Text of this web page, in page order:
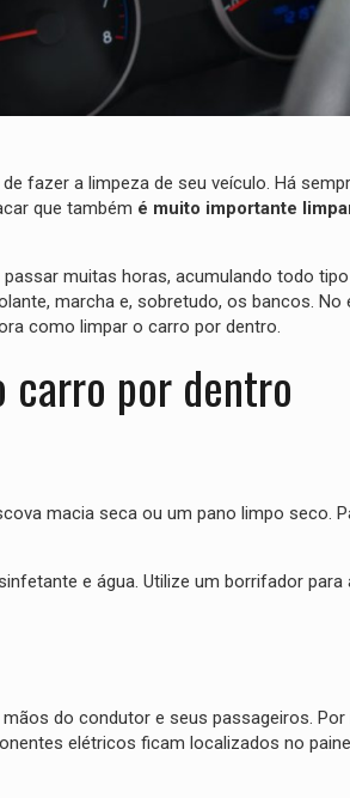
fazer a limpeza de seu veículo. Há
que também é muito importante
muitas horas, acumulando todo
marcha e, sobretudo, os bancos.
como limpar o carro por dentro.
carro por dentro
macia seca ou um pano limpo seco.
e água. Utilize um borrifador para
do condutor e seus passageiros. Por
elétricos ficam localizados no